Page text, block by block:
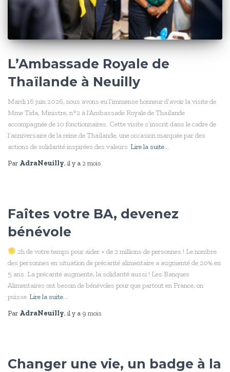
L’Ambassade Royale de
Thaïlande à Neuilly
Mardi 16 juin 2026, nous avons eu l’immense honneur d’avoir la visite de
Mme Tida, Ministre, n°2 à l’Ambassade Royale de Thaïlande
accompagnée de 10 fonctionnaires. Cette visite s’inscrit dans le cadre de
l’anniversaire de la reine de Thaïlande, une occasion marquée par des
actions de solidarité inspirées des valeurs Lire la suite…
Par AdraNeuilly, il y a2 mois
Faîtes votre BA, devenez
bénévole
2h de votre temps pour aider + de 2 millions de personnes ! Le nombre
des personnes en situation de précarité alimentaire a augmenté de 20% en
5 ans. La précarité augmente, la solidarité aussi ! Les Banques
Alimentaires ont besoin de bénévoles pour que partout en France, on
puisse Lire la suite…
Par AdraNeuilly, il y a 9 mois
Changer une vie, un badge à la